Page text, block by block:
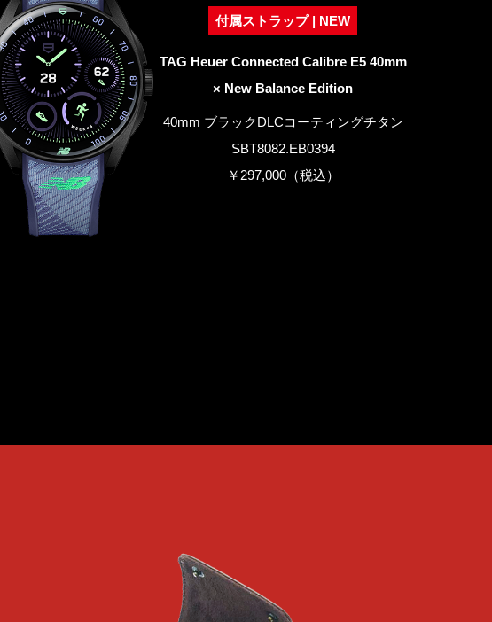
付属ストラップ | NEW
TAG Heuer Connected Calibre E5 40mm
× New Balance Edition
40mm ブラックDLCコーティングチタン
SBT8082.EB0394
￥297,000（税込）